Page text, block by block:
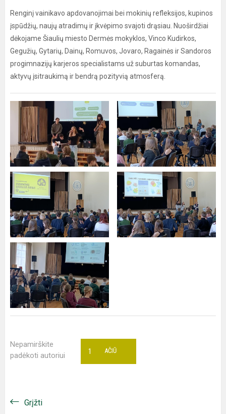
Renginį vainikavo apdovanojimai bei mokinių refleksijos, kupinos
įspūdžių, naujų atradimų ir įkvėpimo svajoti drąsiau. Nuoširdžiai
dėkojame Šiaulių miesto Dermės mokyklos, Vinco Kudirkos,
Gegužių, Gytarių, Dainų, Romuvos, Jovaro, Ragainės ir Sandoros
progimnazijų karjeros specialistams už suburtas komandas,
aktyvų įsitraukimą ir bendrą pozityvią atmosferą.
Nepamirškite
padėkoti autoriui
AČIŪ
1
Grįžti